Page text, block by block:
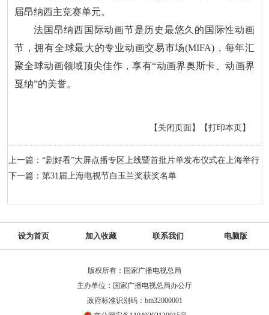
届昂纳西主竞赛单元。
法国昂纳西国际动画节是历史最悠久的国际性动画
节，拥有全球最大的专业动画交易市场(MIFA)，每年汇
聚全球动画领域顶尖佳作，享有“动画界奥斯卡、动画界
戛纳”的美誉。
【打印本页】
【关闭页面】
上一篇：“剧好看”大屏点播专区上线暨首批片单发布仪式在上海举行
下一篇：第31届上海电视节白玉兰奖获奖名单
设为首页 加入收藏 联系我们 电脑版
版权所有：国家广播电视总局
主办单位：国家广播电视总局办公厅
政府标准识别码：bm32000001